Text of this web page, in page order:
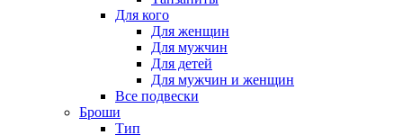
Для кого
Для женщин
Для мужчин
Для детей
Для мужчин и женщин
Все подвески
Броши
Тип